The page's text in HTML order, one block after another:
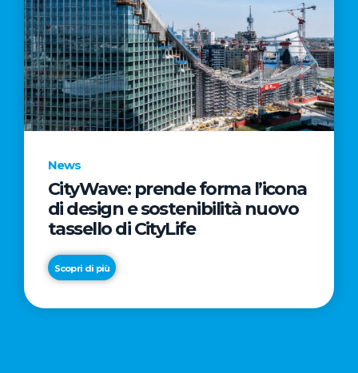
News
CityWave: prende forma l’icona
di design e sostenibilità nuovo
tassello di CityLife
Scopri di più
News
“Passione